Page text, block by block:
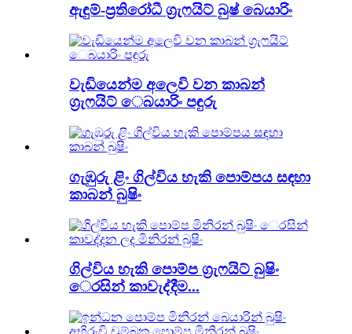
ඇඳුම්-ප්‍රතිරෝධී ග්‍රැෆයිට් බුෂ් බෙයාරිං
වැඩියෙන්ම අලෙවි වන කාබන්
ග්‍රැෆයිට් ෙබයාරිං පඳුරු
ගැඹුරු ළිං ගිල්විය හැකි පොම්පය සඳහා
කාබන් බුෂිං
ගිල්විය හැකි පොම්ප ග්‍රැෆයිට් බුෂිං
ෙරසින් කාවැද්දීම...